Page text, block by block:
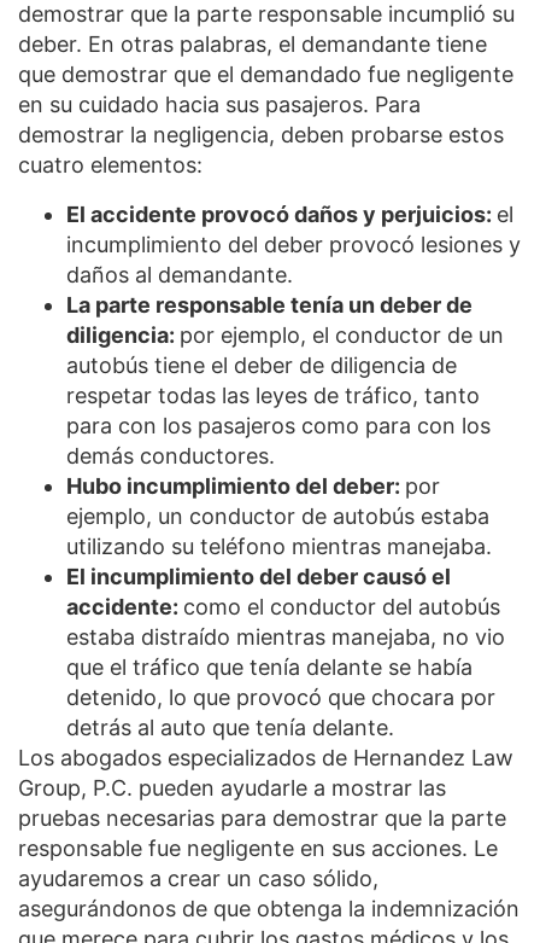
demostrar que la parte responsable incumplió su
deber. En otras palabras, el demandante tiene
que demostrar que el demandado fue negligente
en su cuidado hacia sus pasajeros. Para
demostrar la negligencia, deben probarse estos
cuatro elementos:
El accidente provocó daños y perjuicios: el
incumplimiento del deber provocó lesiones y
daños al demandante.
La parte responsable tenía un deber de
diligencia: por ejemplo, el conductor de un
autobús tiene el deber de diligencia de
respetar todas las leyes de tráfico, tanto
para con los pasajeros como para con los
demás conductores.
Hubo incumplimiento del deber: por
ejemplo, un conductor de autobús estaba
utilizando su teléfono mientras manejaba.
El incumplimiento del deber causó el
accidente: como el conductor del autobús
estaba distraído mientras manejaba, no vio
que el tráfico que tenía delante se había
detenido, lo que provocó que chocara por
detrás al auto que tenía delante.
Los abogados especializados de Hernandez Law
Group, P.C. pueden ayudarle a mostrar las
pruebas necesarias para demostrar que la parte
responsable fue negligente en sus acciones. Le
ayudaremos a crear un caso sólido,
asegurándonos de que obtenga la indemnización